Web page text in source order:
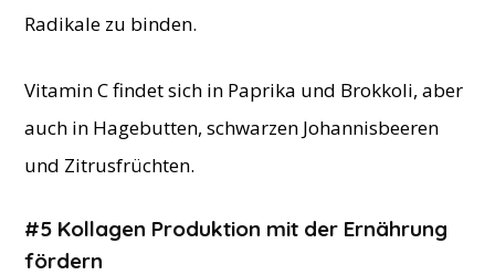
Radikale zu binden.
Vitamin C findet sich in Paprika und Brokkoli, aber
auch in Hagebutten, schwarzen Johannisbeeren
und Zitrusfrüchten.
#5 Kollagen Produktion mit der Ernährung
fördern